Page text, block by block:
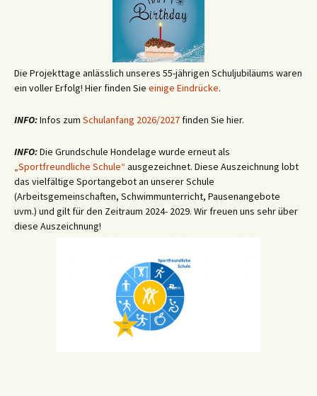
Die Projekttage anlässlich unseres 55-jährigen Schuljubiläums waren
ein voller Erfolg! Hier finden Sie einige Eindrücke.
INFO:Infos zum Schulanfang 2026/2027 finden Sie hier.
INFO:Die Grundschule Hondelage wurde erneut als
„Sportfreundliche Schule“ausgezeichnet. Diese Auszeichnung lobt
das vielfältige Sportangebot an unserer Schule
(Arbeitsgemeinschaften, Schwimmunterricht, Pausenangebote
uvm.) und gilt für den Zeitraum 2024- 2029. Wir freuen uns sehr über
diese Auszeichnung!